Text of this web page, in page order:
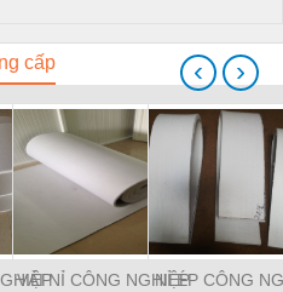
cấp
VẢI NỈ CÔNG NGHIỆPNỈ ÉP CÔNG
‹ ›